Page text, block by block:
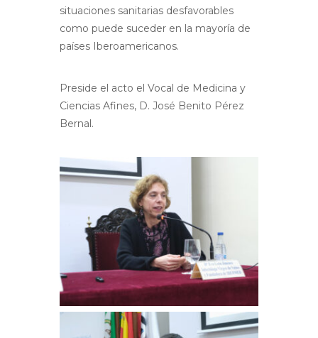
situaciones sanitarias desfavorables
como puede suceder en la mayoría de
países Iberoamericanos.
Preside el acto el Vocal de Medicina y
Ciencias Afines, D. José Benito Pérez
Bernal.